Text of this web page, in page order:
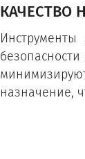
КАЧЕСТВО
назначение,